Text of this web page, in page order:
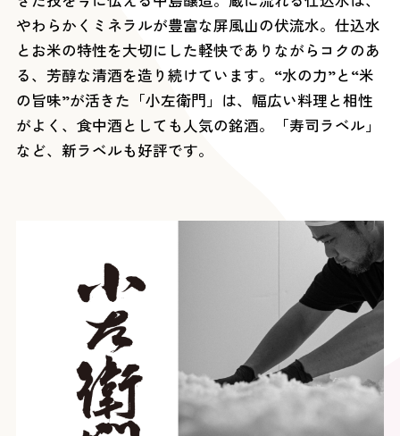
やわらかくミネラルが豊富な屏風山の伏流水。仕込水
とお米の特性を大切にした軽快でありながらコクのあ
る、芳醇な清酒を造り続けています。“水の力”と“米
の旨味”が活きた「小左衛門」は、幅広い料理と相性
がよく、食中酒としても人気の銘酒。「寿司ラベル」
など、新ラベルも好評です。